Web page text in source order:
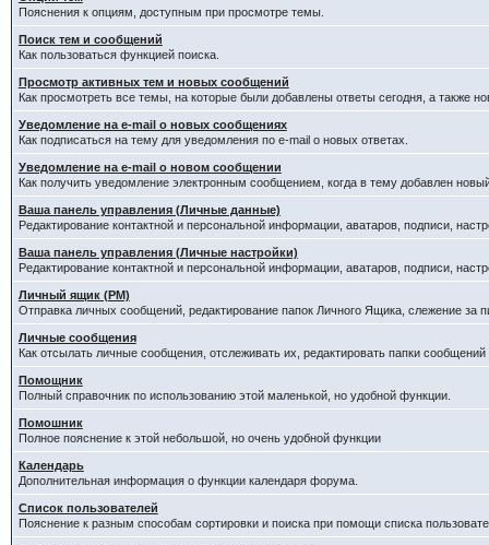
Пояснения к опциям, доступным при просмотре темы.
Поиск тем и сообщений
Как пользоваться функцией поиска.
Просмотр активных тем и новых сообщений
Как просмотреть все темы, на которые были добавлены ответы сегодня, а также
Уведомление на e-mail о новых сообщениях
Как подписаться на тему для уведомления по e-mail о новых ответах.
Уведомление на е-mail о новом сообщении
Как получить уведомление электронным сообщением, когда в тему добавлен
Ваша панель управления (Личные данные)
Редактирование контактной и персональной информации, аватаров, подписи,
Ваша панель управления (Личные настройки)
Редактирование контактной и персональной информации, аватаров, подписи,
Личный ящик (PM)
Отправка личных сообщений, редактирование папок Личного Ящика, слежение за
Личные сообщения
Как отсылать личные сообщения, отслеживать их, редактировать папки
Помощник
Полный справочник по использованию этой маленькой, но удобной функции.
Помошник
Полное пояснение к этой небольшой, но очень удобной функции
Календарь
Дополнительная информация о функции календаря форума.
Список пользователей
Пояснение к разным способам сортировки и поиска при помощи списка